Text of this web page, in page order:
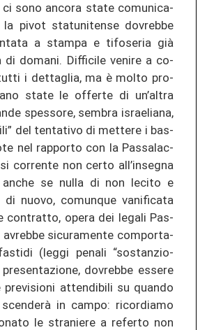
ci sono an­co­ra state co­mu­ni­ca­
la pivot sta­tu­ni­ten­se do­vreb­be
a stam­pa e ti­fo­se­ria già
di do­ma­ni. Dif­fi­ci­le venire a co­
i dettag­lia, ma è molto pro­
state le of­fer­te di un’altra
spes­so­re, sem­bra is­rae­lia­na,
del ten­ta­ti­vo di met­te­re i bas­
nel rap­por­to con la Pas­sa­lac­
cor­ren­te non certo all’inseg­na
se nulla di non le­ci­to e
di nuovo, co­mun­que va­ni­fi­ca­ta
con­tr­at­to, opera dei le­ga­li Pas­
avreb­be si­cu­ra­men­te com­por­ta­
(leggi pe­na­li “sos­tan­zio­
do­vreb­be es­se­re
pre­vi­sio­ni at­ten­di­bi­li su quan­do
in campo: ri­cor­dia­mo
le stra­nie­re a re­fer­to non